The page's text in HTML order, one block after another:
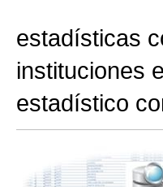
estadísticas
instituciones
estadístico